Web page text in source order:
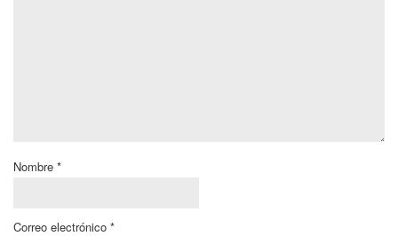
Nombre *
Correo electrónico *